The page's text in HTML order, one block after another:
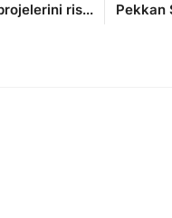
ris...
Pekkan